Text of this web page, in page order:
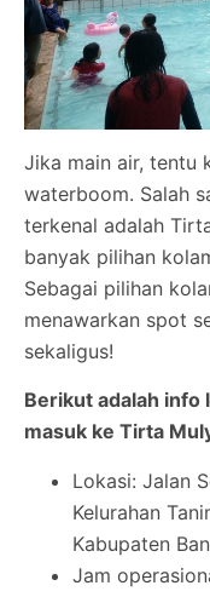
Jika main air, tentu
waterboom. Salah
terkenal adalah
banyak pilihan
Sebagai pilihan
menawarkan spot
sekaligus!
Berikut adalah info
masuk ke Tirta
Lokasi: Jalan
Kelurahan
Kabupaten
Jam